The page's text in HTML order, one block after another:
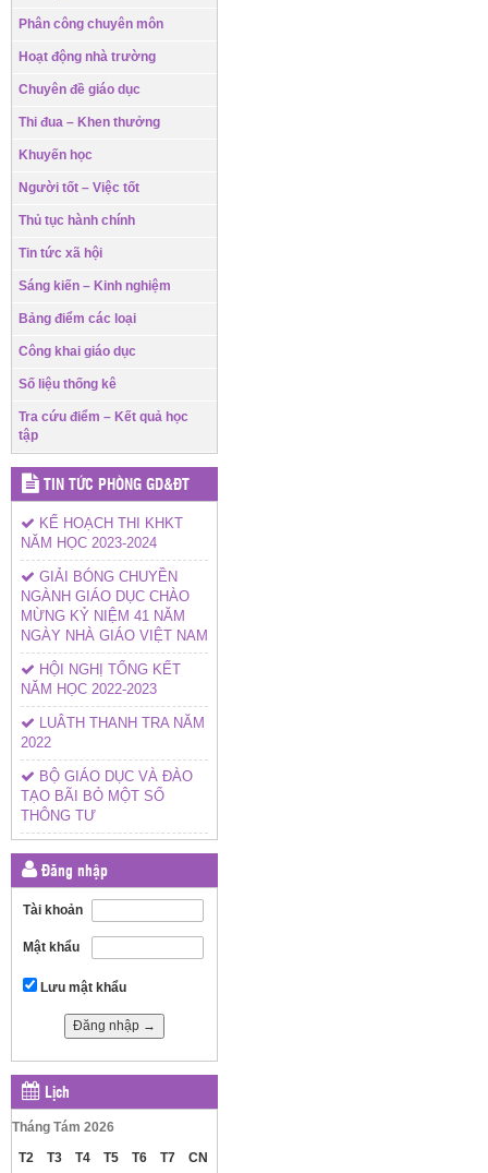
Phân công chuyên môn
Hoạt động nhà trường
Chuyên đề giáo dục
Thi đua – Khen thưởng
Khuyến học
Người tốt – Việc tốt
Thủ tục hành chính
Tin tức xã hội
Sáng kiến – Kinh nghiệm
Bảng điểm các loại
Công khai giáo dục
Số liệu thống kê
Tra cứu điểm – Kết quả học
tập
TIN TỨC PHÒNG GD&ĐT
KẾ HOẠCH THI KHKT
NĂM HỌC 2023-2024
GIẢI BÓNG CHUYỀN
NGÀNH GIÁO DỤC CHÀO
MỪNG KỶ NIỆM 41 NĂM
NGÀY NHÀ GIÁO VIỆT NAM
HỘI NGHỊ TỔNG KẾT
NĂM HỌC 2022-2023
LUÂTH THANH TRA NĂM
2022
BỘ GIÁO DỤC VÀ ĐÀO
TẠO BÃI BỎ MỘT SỐ
THÔNG TƯ
Đăng nhập
Tài khoản
Mật khẩu
Lưu mật khẩu
Lịch
Tháng Tám 2026
T2
T3 T4 T5 T6 T7
CN